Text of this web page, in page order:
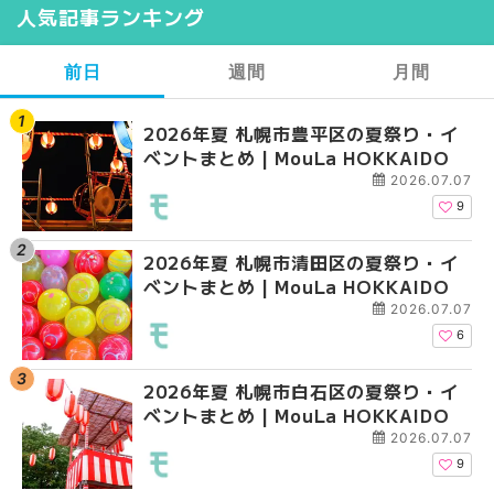
人気記事ランキング
前日
2026年夏 札幌市豊平区の夏祭り・イ
ベントまとめ | MouLa HOKKAIDO
2026.07.07
9
2026年夏 札幌市清田区の夏祭り・イ
ベントまとめ | MouLa HOKKAIDO
2026.07.07
6
2026年夏 札幌市白石区の夏祭り・イ
ベントまとめ | MouLa HOKKAIDO
2026.07.07
9
週間
【2026年最新】札幌
ガーデン｜オープン日
大通公園から穴場テ
2026年夏 札幌市白石
ベントまとめ |
2026年夏 札幌市西区
ントまとめ | MouLa
月間
【2026年最新】札幌
ガーデン｜オープン日
大通公園から穴場テ
2026年夏 札幌市北区
ントまとめ | MouLa
2026年夏 札幌市白石
ベントまとめ |